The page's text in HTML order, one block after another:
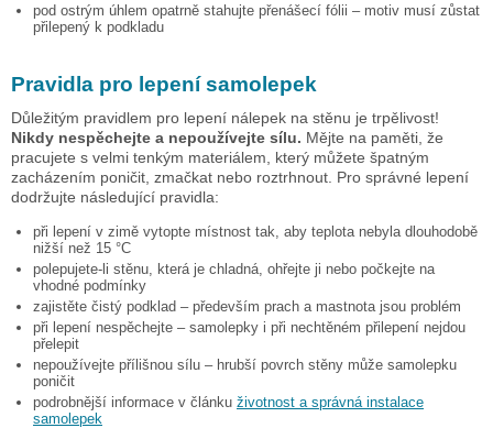
pod ostrým úhlem opatrně stahujte přenášecí fólii – motiv musí zůstat
přilepený k podkladu
Pravidla pro lepení samolepek
Důležitým pravidlem pro lepení nálepek na stěnu je trpělivost!
Nikdy nespěchejte a nepoužívejte sílu. Mějte na paměti, že
pracujete s velmi tenkým materiálem, který můžete špatným
zacházením poničit, zmačkat nebo roztrhnout. Pro správné lepení
dodržujte následující pravidla:
při lepení v zimě vytopte místnost tak, aby teplota nebyla dlouhodobě
nižší než 15 °C
polepujete-li stěnu, která je chladná, ohřejte ji nebo počkejte na
vhodné podmínky
zajistěte čistý podklad – především prach a mastnota jsou problém
při lepení nespěchejte – samolepky i při nechtěném přilepení nejdou
přelepit
nepoužívejte přílišnou sílu – hrubší povrch stěny může samolepku
poničit
podrobnější informace v článku životnost a správná instalace
samolepek